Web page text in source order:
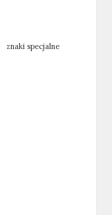
znaki specjalne